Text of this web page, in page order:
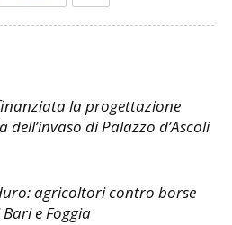
la progettazione
dell’invaso di Palazzo d’Ascoli
agricoltori contro borse
e Foggia